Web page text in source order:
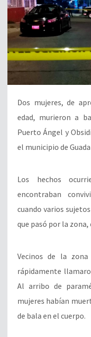
Dos mujeres, de
edad, murieron a
Puerto Ángel y
el municipio de
Los hechos
encontraban
cuando varios
que pasó por la
Vecinos de la zona
rápidamente
Al arribo de
mujeres habían
de bala en el cuerpo.